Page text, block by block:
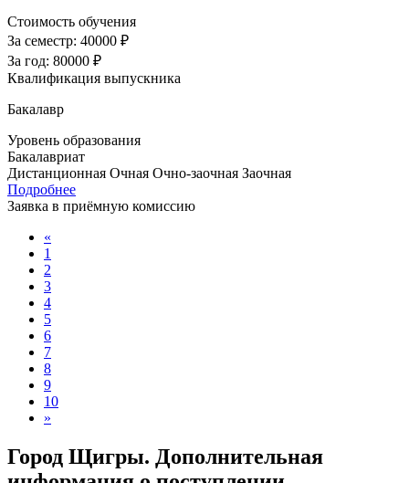
Стоимость обучения
За семестр: 40000 ₽
За год: 80000 ₽
Квалификация выпускника
Бакалавр
Уровень образования
Бакалавриат
Дистанционная Очная Очно-заочная Заочная
Подробнее
Заявка в приёмную комиссию
«
1
2
3
4
5
6
7
8
9
10
»
Город Щигры. Дополнительная